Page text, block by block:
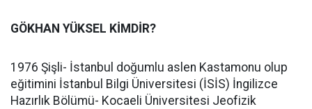
GÖKHAN YÜKSEL KİMDİR?
1976 Şişli- İstanbul doğumlu aslen Kastamonu olup
eğitimini İstanbul Bilgi Üniversitesi (İSİS) İngilizce
Hazırlık Bölümü- Kocaeli Üniversitesi Jeofizik